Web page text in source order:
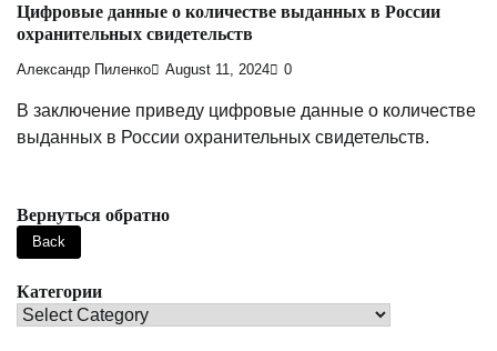
Цифровые данные о количестве выданных в России
охранительных свидетельств
Александр Пиленко August 11, 2024 0
В заключение приведу цифровые данные о количестве
выданных в России охранительных свидетельств.
Вернуться обратно
Категории
Категории